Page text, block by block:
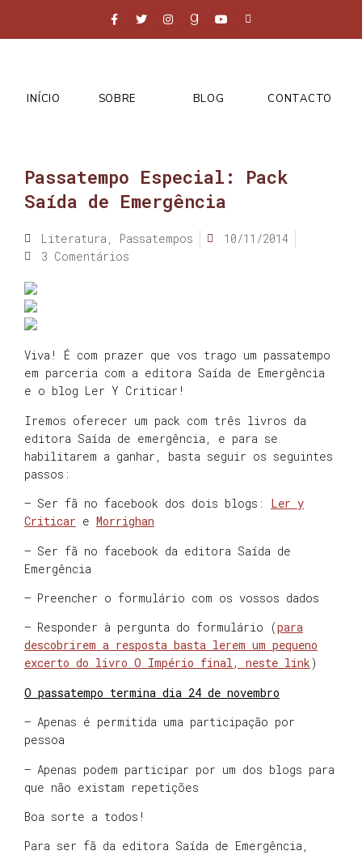
INÍCIO SOBRE BLOG CONTACTO
Passatempo Especial: Pack
Saída de Emergência
Literatura , Passatempos
10/11/2014
3 Comentários
Viva! É com prazer que vos trago um passatempo
em parceria com a editora Saída de Emergência
e o blog Ler Y Criticar!
Iremos oferecer um pack com três livros da
editora Saída de emergência, e para se
habilitarem a ganhar, basta seguir os seguintes
passos:
– Ser fã no facebook dos dois blogs: Ler y
Criticar e Morrighan
– Ser fã no facebook da editora Saída de
Emergência
– Preencher o formulário com os vossos dados
– Responder à pergunta do formulário (para
descobrirem a resposta basta lerem um pequeno
excerto do livro O Império final, neste link)
O passatempo termina dia 24 de novembro
– Apenas é permitida uma participação por
pessoa
– Apenas podem participar por um dos blogs para
que não existam repetições
Boa sorte a todos!
Para ser fã da editora Saída de Emergência,